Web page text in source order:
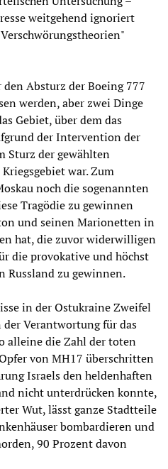
weitgehend ignoriert
Absturz der Boeing 777
werden, aber zwei Dinge
Gebiet, über dem das
der Intervention der
Sturz der gewählten
war. Zum
noch die sogenannten
Tragödie zu gewinnen
und seinen Marionetten in
hat, die zuvor widerwilligen
die provokative und höchst
Russland zu gewinnen.
in der Ostukraine Zweifel
der Verantwortung für das
alleine die Zahl der toten
von MH17 überschritten
Israels den heldenhaften
nicht unterdrücken konnte,
Wut, lässt ganze Stadtteile
bombardieren und
90 Prozent davon